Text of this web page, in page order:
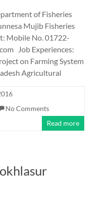
of Fisheries
Mujib Fisheries
Mobile No. 01722-
Job Experiences:
on Farming System
Agricultural
No Comments
Read more